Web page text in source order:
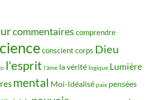
commentaires comprendre
conscient corps Dieu
l'esprit l'âme la vérité logique Lumière
mental Moi-Idéalisé paix pensées